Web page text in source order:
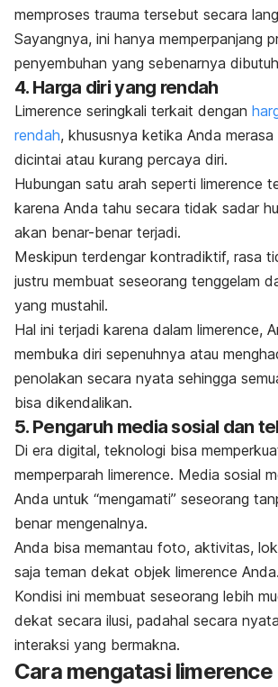
memproses trauma tersebut secara
Sayangnya, ini hanya memperpanjang
penyembuhan yang sebenarnya
4. Harga diri yang rendah
Limerence seringkali terkait dengan
rendah, khususnya ketika Anda
dicintai atau kurang percaya diri.
Hubungan satu arah seperti limerence
karena Anda tahu secara tidak sadar
akan benar-benar terjadi.
Meskipun terdengar kontradiktif, rasa
justru membuat seseorang tenggelam
yang mustahil.
Hal ini terjadi karena dalam limerence,
membuka diri sepenuhnya atau
penolakan secara nyata sehingga
bisa dikendalikan.
5. Pengaruh media sosial dan
Di era digital, teknologi bisa
memperparah limerence. Media sosial
Anda untuk “mengamati” seseorang
benar mengenalnya.
Anda bisa memantau foto, aktivitas,
saja teman dekat objek limerence Anda.
Kondisi ini membuat seseorang lebih
dekat secara ilusi, padahal secara
interaksi yang bermakna.
Cara mengatasi limerence